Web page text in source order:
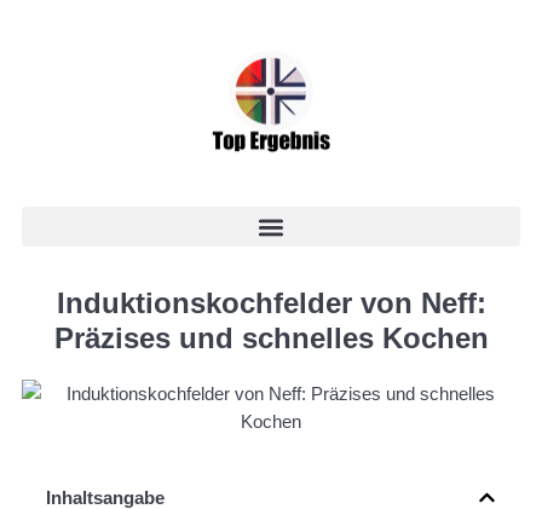
Induktionskochfelder von Neff:
Präzises und schnelles Kochen
Inhaltsangabe